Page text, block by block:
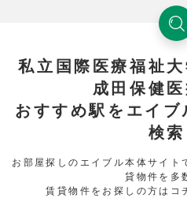
私立国際医療福祉
成田保健
おすすめ駅をエイ
検索
お部屋探しのエイブル本体サイト
貸物件を多
賃貸物件をお探しの方はコ